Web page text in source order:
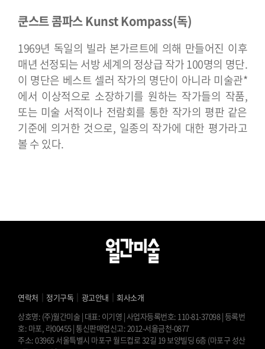
쿤스트 콤파스 Kunst Kompass(독)
1969년 독일의 빌라 본가르트에 의해 만들어진 이후
매년 선정되는 서방 세계의 정상급 작가 100명의 명단.
이 명단은 베스트 셀러 작가의 명단이 아니라 미술관*
에서 이상적으로 소장하기를 원하는 작가들의 작품,
또는 미술 서적이나 전람회를 통한 작가의 평판 같은
기준에 의거한 것으로, 일종의 작가에 대한 평가라고
볼 수 있다.
연락처 정기구독 광고안내
회사소개
상호명: (주)월간미술 | 대표: 이기영 | 사업자등록번호: 110-81-37098 | 등록번
호: 마포, 라00455 | 통신판매업신고: 2012-서울금천-0877
주소: 03965 서울특별시 마포구 월드컵로 32길 19 보양빌딩 6층 (마포구 성산